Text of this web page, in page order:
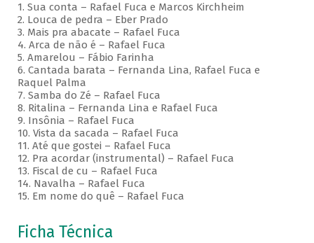
1. Sua conta – Rafael Fuca e Marcos Kirchheim
2. Louca de pedra – Eber Prado
3. Mais pra abacate – Rafael Fuca
4. Arca de não é – Rafael Fuca
5. Amarelou – Fábio Farinha
6. Cantada barata – Fernanda Lina, Rafael Fuca e
Raquel Palma
7. Samba do Zé – Rafael Fuca
8. Ritalina – Fernanda Lina e Rafael Fuca
9. Insônia – Rafael Fuca
10. Vista da sacada – Rafael Fuca
11. Até que gostei – Rafael Fuca
12. Pra acordar (instrumental) – Rafael Fuca
13. Fiscal de cu – Rafael Fuca
14. Navalha – Rafael Fuca
15. Em nome do quê – Rafael Fuca
Ficha Técnica